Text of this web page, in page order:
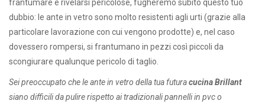
frantumare e rivelarsi pericolose, fugheremo subito questo tuo
dubbio: le ante in vetro sono molto resistenti agli urti (grazie alla
particolare lavorazione con cui vengono prodotte) e, nel caso
dovessero rompersi, si frantumano in pezzi così piccoli da
scongiurare qualunque pericolo di taglio.
Sei preoccupato che le ante in vetro della tua futuracucina Brillant
siano difficili da pulire rispetto ai tradizionali pannelli in pvc o